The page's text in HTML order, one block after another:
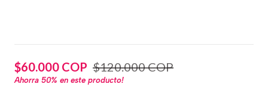
$60.000 COP $120.000 COP
Ahorra 50% en este producto!